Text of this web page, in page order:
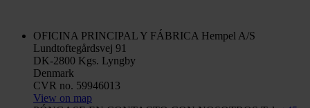
OFICINA PRINCIPAL Y FÁBRICA Hempel A/S
Lundtoftegårdsvej 91
DK-2800 Kgs. Lyngby
Denmark
CVR no. 59946013
View on map